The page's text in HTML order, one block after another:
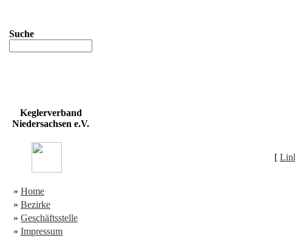
Suche
Keglerverband
Niedersachsen e.V.
» Home
» Bezirke
» Geschäftsstelle
» Impressum
[